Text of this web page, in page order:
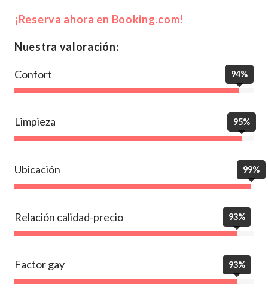
¡Reserva ahora en Booking.com!
Nuestra valoración:
Confort 94%
Limpieza 95%
Ubicación 99%
Relación calidad-precio 93%
Factor gay 93%